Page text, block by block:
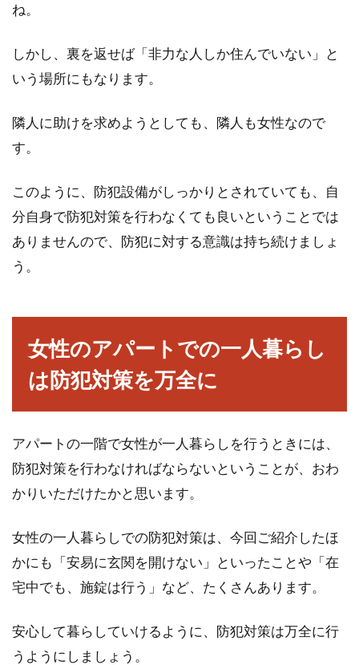
ね。
しかし、裏を返せば「非力な人しか住んでいない」と
いう場所にもなります。
隣人に助けを求めようとしても、隣人も女性なので
す。
このように、防犯設備がしっかりとされていても、自
分自身で防犯対策を行わなくても良いということでは
ありませんので、防犯に対する意識は持ち続けましょ
う。
女性のアパートでの一人暮らし
は防犯対策を万全に
アパートの一階で女性が一人暮らしを行うときには、
防犯対策を行わなければならないということが、おわ
かりいただけたかと思います。
女性の一人暮らしでの防犯対策は、今回ご紹介したほ
かにも「安易に玄関を開けない」といったことや「在
宅中でも、施錠は行う」など、たくさんあります。
安心して暮らしていけるように、防犯対策は万全に行
うようにしましょう。